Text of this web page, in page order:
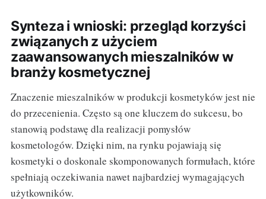
Synteza i wnioski: przegląd korzyści
związanych z użyciem
zaawansowanych mieszalników w
branży kosmetycznej
Znaczenie mieszalników w produkcji kosmetyków jest nie
do przecenienia. Często są one kluczem do sukcesu, bo
stanowią podstawę dla realizacji pomysłów
kosmetologów. Dzięki nim, na rynku pojawiają się
kosmetyki o doskonale skomponowanych formułach, które
spełniają oczekiwania nawet najbardziej wymagających
użytkowników.